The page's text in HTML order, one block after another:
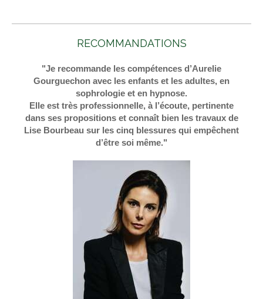
RECOMMANDATIONS
"Je recommande les compétences d’Aurelie
Gourguechon avec les enfants et les adultes, en
sophrologie et en hypnose.
Elle est très professionnelle, à l’écoute, pertinente
dans ses propositions et connaît bien les travaux de
Lise Bourbeau sur les cinq blessures qui empêchent
d’être soi même."